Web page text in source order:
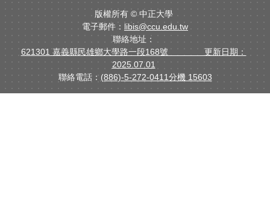
版權所有 © 中正大學
電子郵件： libis@ccu.edu.tw
聯絡地址：
621301 嘉義縣民雄鄉大學路一段168號 更新日期：
2025.07.01
聯絡電話： (886)-5-272-0411分機 15603